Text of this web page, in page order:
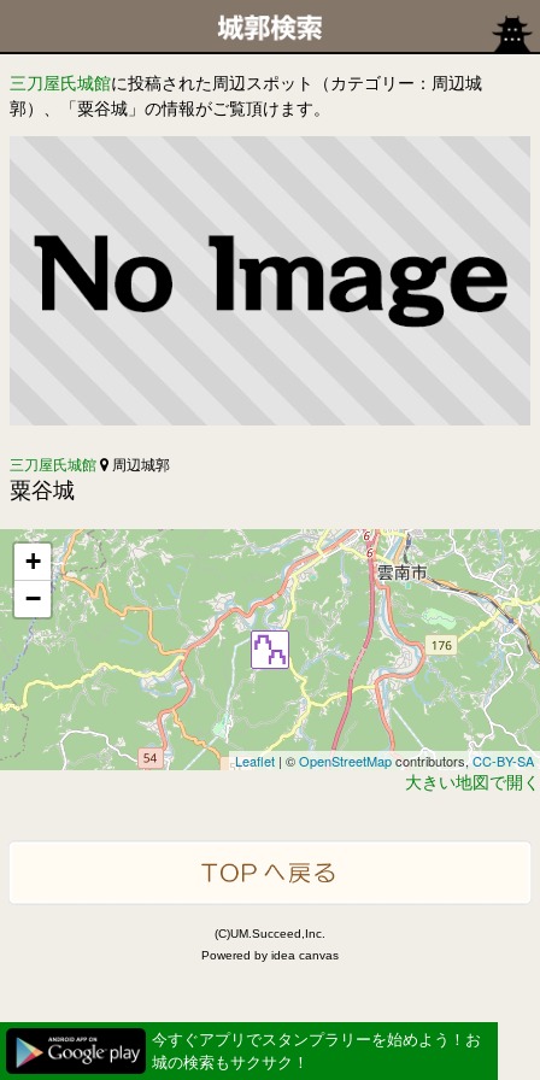
三刀屋氏城館に投稿された周辺スポット（カテゴリー：周辺城
郭）、「粟谷城」の情報がご覧頂けます。
三刀屋氏城館 周辺城郭
粟谷城
+
−
Leaflet | ©OpenStreetMapcontributors,CC-BY-SA
大きい地図で開く
(C)UM.Succeed,Inc.
Powered by idea canvas
今すぐアプリでスタンプラリーを始めよう！お
城の検索もサクサク！